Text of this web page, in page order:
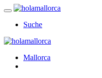
Suche
Mallorca